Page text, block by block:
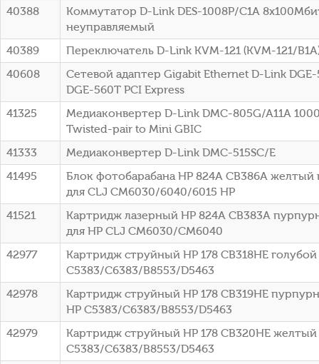
40388
Коммутатор D-Link DES-1008P/C1A
неуправляемый
40389
Переключатель D-Link KVM-121 (KVM-121/
40608
Сетевой адаптер Gigabit Ethernet D-Link DGE-
DGE-560T PCI Express
41325
Медиаконвертер D-Link DMC-805G/A11A
Twisted-pair to Mini GBIC
41333
Медиаконвертер D-Link DMC-515SC/E
41495
Блок фотобарабана HP 824A CB386A желтый
для CLJ CM6030/6040/6015 HP
41521
Картридж лазерный HP 824A CB383A
для HP CLJ CM6030/CM6040
42977
Картридж струйный HP 178 CB318HE голубой
C5383/C6383/B8553/D5463
42978
Картридж струйный HP 178 CB319HE
HP C5383/C6383/B8553/D5463
42979
Картридж струйный HP 178 CB320HE желтый
C5383/C6383/B8553/D5463